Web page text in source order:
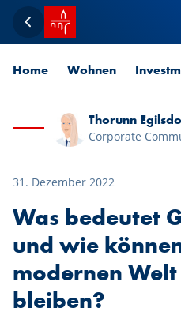
Zurück
Startseite SPUERKEESS
Home Wohnen
Thorunn
Corporate
31. Dezember 2022
Was bedeutet
und wie
modernen
bleiben?